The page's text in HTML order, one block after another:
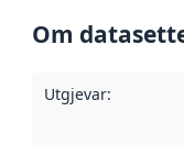
Om
Utgjevar: